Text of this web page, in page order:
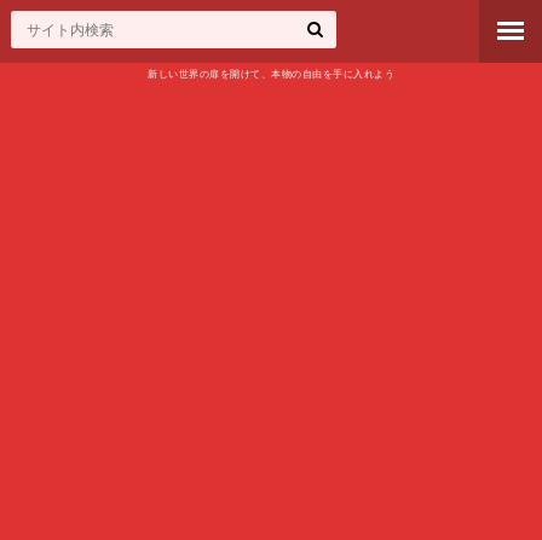
新しい世界の扉を開けて、本物の自由を手に入れよう